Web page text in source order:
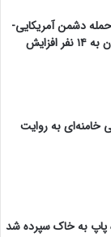
دشمن آمریکایی-
صهیونیستی به دادگستری لارستان به ۱۴ نفر افزایش
خامنه‌ای به روایت
پاپ به خاک سپرده شد